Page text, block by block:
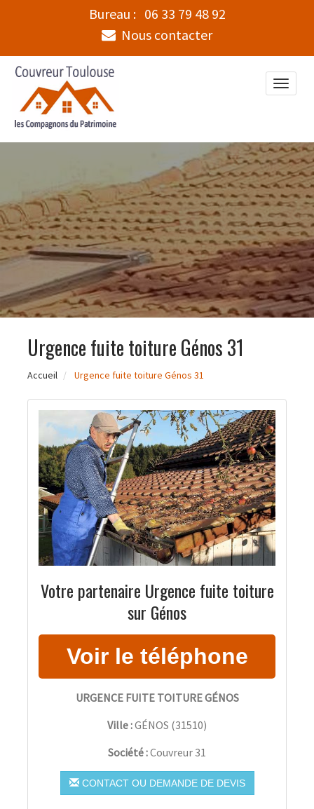
Bureau : 06 33 79 48 92
Nous contacter
Toggle
Urgence fuite toiture Génos 31
Accueil Urgence fuite toiture Génos 31
Votre partenaire Urgence fuite toiture
sur Génos
URGENCE FUITE TOITURE GÉNOS
Ville :GÉNOS (31510)
Société :Couvreur 31
CONTACT OU DEMANDE DE DEVIS